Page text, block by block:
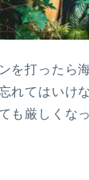
を打ったら
れてはいけ
も厳しくな